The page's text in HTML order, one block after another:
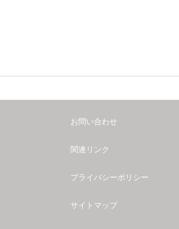
お問い合わせ
関連リンク
プライバシーポリシー
サイトマップ